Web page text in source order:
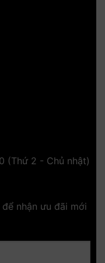
(Thứ 2 - Chủ nhật)
nhận ưu đãi mới